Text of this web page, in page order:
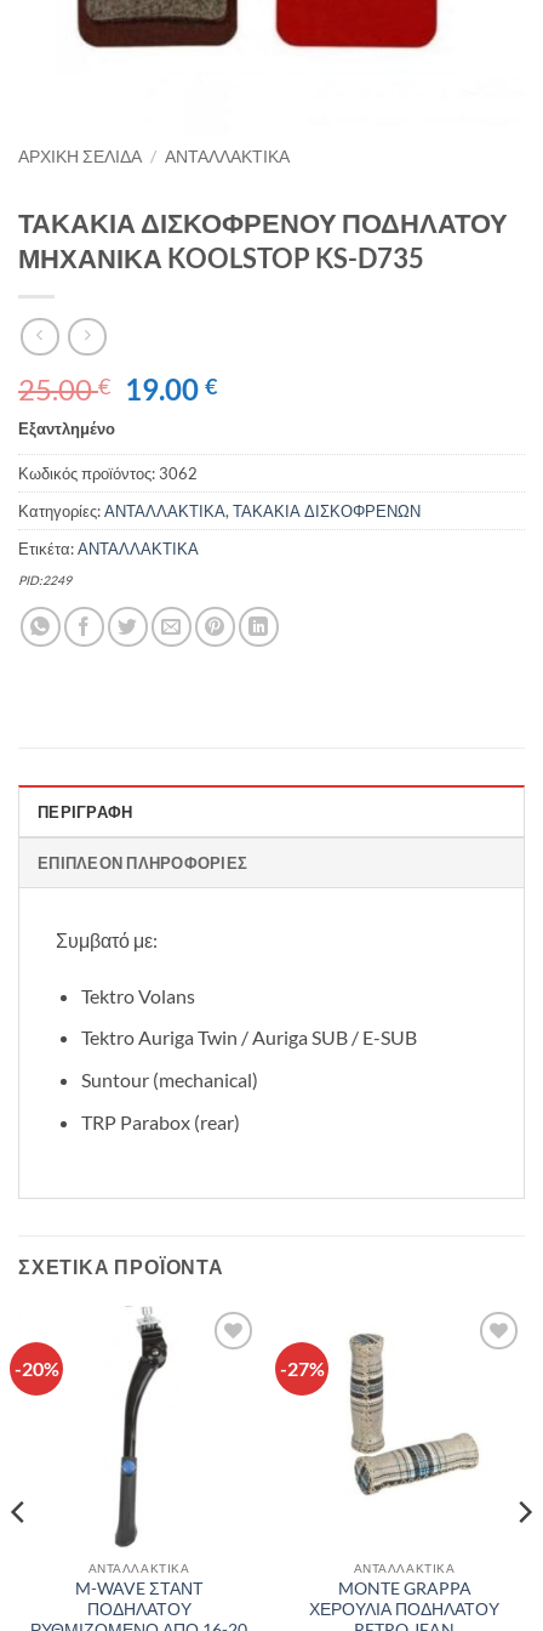
ΑΡΧΙΚΉ ΣΕΛΊΔΑ / ΑΝΤΑΛΛΑΚΤΙΚΑ
ΤΑΚΑΚΙΑ ΔΙΣΚΟΦΡΕΝΟΥ ΠΟΔΗΛΑΤΟΥ
ΜΗΧΑΝΙΚΑ KOOLSTOP KS-D735
25.00€
Original
was:
25.00 €.
19.00€Η
τιμή
19.00 €.
Εξαντλημένο
Κωδικός προϊόντος:3062
Κατηγορίες:ΑΝΤΑΛΛΑΚΤΙΚΑ, ΤΑΚΑΚΙΑ ΔΙΣΚΟΦΡΕΝΩΝ
Ετικέτα:ΑΝΤΑΛΛΑΚΤΙΚΑ
PID:2249
ΠΕΡΙΓΡΑΦΉ
ΕΠΙΠΛΈΟΝ ΠΛΗΡΟΦΟΡΊΕΣ
Συμβατό με:
Tektro Volans
Tektro Auriga Twin / Auriga SUB / E-SUB
Suntour (mechanical)
TRP Parabox (rear)
ΣΧΕΤΙΚΆ ΠΡΟΪΌΝΤΑ
-20%
ΑΝΤΑΛΛΑΚΤΙΚΑ
M-WAVE ΣΤΑΝΤ
ΠΟΔΗΛΑΤΟΥ
-27%
ΑΝΤΑΛΛΑΚΤΙΚΑ
MONTE GRAPPA
ΧΕΡΟΥΛΙΑ ΠΟΔΗΛΑΤΟΥ